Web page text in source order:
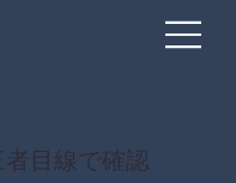
目線で確認